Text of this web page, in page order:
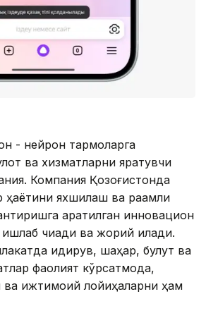
- нейрон тармоқларга
ва хизматларни яратувчи
Компания Қозоғистонда
ҳаётини яхшилаш ва рақамли
қаратилган инновацион
чиқади ва жорий қилади.
қидирув, шаҳар, булут ва
фаолият кўрсатмоқда,
ва ижтимоий лойиҳаларни ҳам